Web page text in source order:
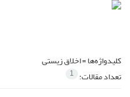
کلیدواژه‌ها =اخلاق زیستی
تعداد مقالات: 1